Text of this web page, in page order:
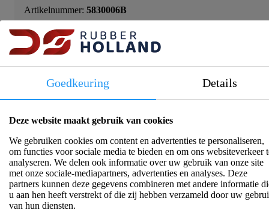
Artikelnummer: 5830006B
Log in om prijs en beschikbaarheid te zien!
Productinformatie
De bronzen bocht 90° Bi-Bu is een hoogwaardige en
duurzame fitting, vervaardigd uit zeewaterbestendig brons
volgens EN 1982, legering CC491K (CuSn5Zn5Pb5).
Deze bocht met binnen- en buitendraad (Bi-Bu) is ontworpen
voor het verbinden van leidingen onder een hoek van 90°, en
Goedkeuring Details
Deze website maakt gebruik van cookies
We gebruiken cookies om content en advertenties te personaliseren,
om functies voor sociale media te bieden en om ons websiteverkeer
analyseren. We delen ook informatie over uw gebruik van onze site
met onze sociale-mediapartners, advertenties en analyses. Deze
partners kunnen deze gegevens combineren met andere informatie
u aan hen heeft verstrekt of die zij hebben verzameld door uw
van hun diensten.